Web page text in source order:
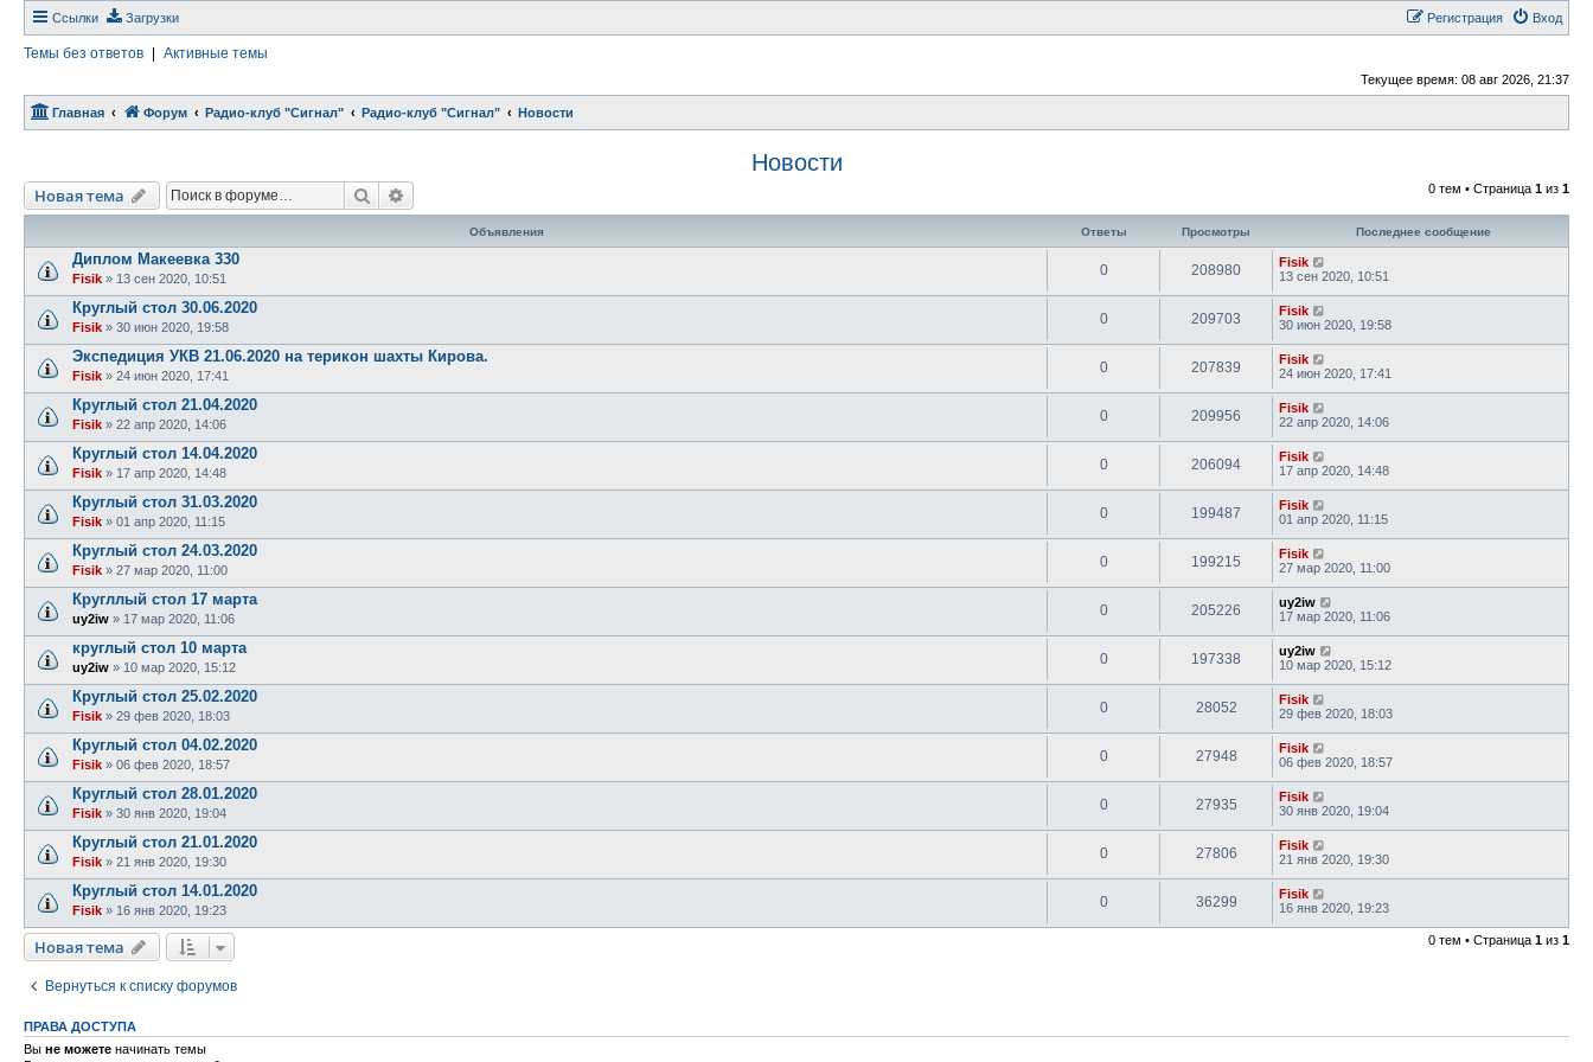
Ссылки Загрузки Вход
Регистрация
Темы без ответов Активные темы
Текущее время: 08 авг 2026, 21:37
Главная Форум Радио-клуб "Сигнал" Радио-клуб "Сигнал" Новости
Новости
Новая тема Поиск 0 тем • Страница 1 из 1
Объявления Ответы Просмотры Последнее сообщение
Диплом Макеевка 330
Fisik » 13 сен 2020, 10:51
0 208980
Fisik
13 сен 2020, 10:51
Круглый стол 30.06.2020
Fisik » 30 июн 2020, 19:58
0 209703
Fisik
30 июн 2020, 19:58
Экспедиция УКВ 21.06.2020 на терикон шахты Кирова.
Fisik » 24 июн 2020, 17:41
0 207839
Fisik
24 июн 2020, 17:41
Круглый стол 21.04.2020
Fisik » 22 апр 2020, 14:06
0 209956
Fisik
22 апр 2020, 14:06
Круглый стол 14.04.2020
Fisik » 17 апр 2020, 14:48
0 206094
Fisik
17 апр 2020, 14:48
Круглый стол 31.03.2020
Fisik » 01 апр 2020, 11:15
0 199487
Fisik
01 апр 2020, 11:15
Круглый стол 24.03.2020
Fisik » 27 мар 2020, 11:00
0 199215
Fisik
27 мар 2020, 11:00
Кругллый стол 17 марта
uy2iw » 17 мар 2020, 11:06
0 205226
uy2iw
17 мар 2020, 11:06
круглый стол 10 марта
uy2iw » 10 мар 2020, 15:12
0 197338
uy2iw
10 мар 2020, 15:12
Круглый стол 25.02.2020
Fisik » 29 фев 2020, 18:03
0 28052
Fisik
29 фев 2020, 18:03
Круглый стол 04.02.2020
Fisik » 06 фев 2020, 18:57
0 27948
Fisik
06 фев 2020, 18:57
Круглый стол 28.01.2020
Fisik » 30 янв 2020, 19:04
0 27935
Fisik
30 янв 2020, 19:04
Круглый стол 21.01.2020
Fisik » 21 янв 2020, 19:30
0 27806
Fisik
21 янв 2020, 19:30
Круглый стол 14.01.2020
Fisik » 16 янв 2020, 19:23
0 36299
Fisik
16 янв 2020, 19:23
Новая тема 0 тем • Страница 1 из 1
Вернуться к списку форумов
ПРАВА ДОСТУПА
Вы не можете начинать темы